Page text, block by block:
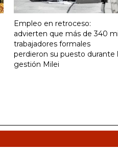
Empleo en retroceso:
advierten que más de 340
trabajadores formales
perdieron su puesto durante
gestión Milei